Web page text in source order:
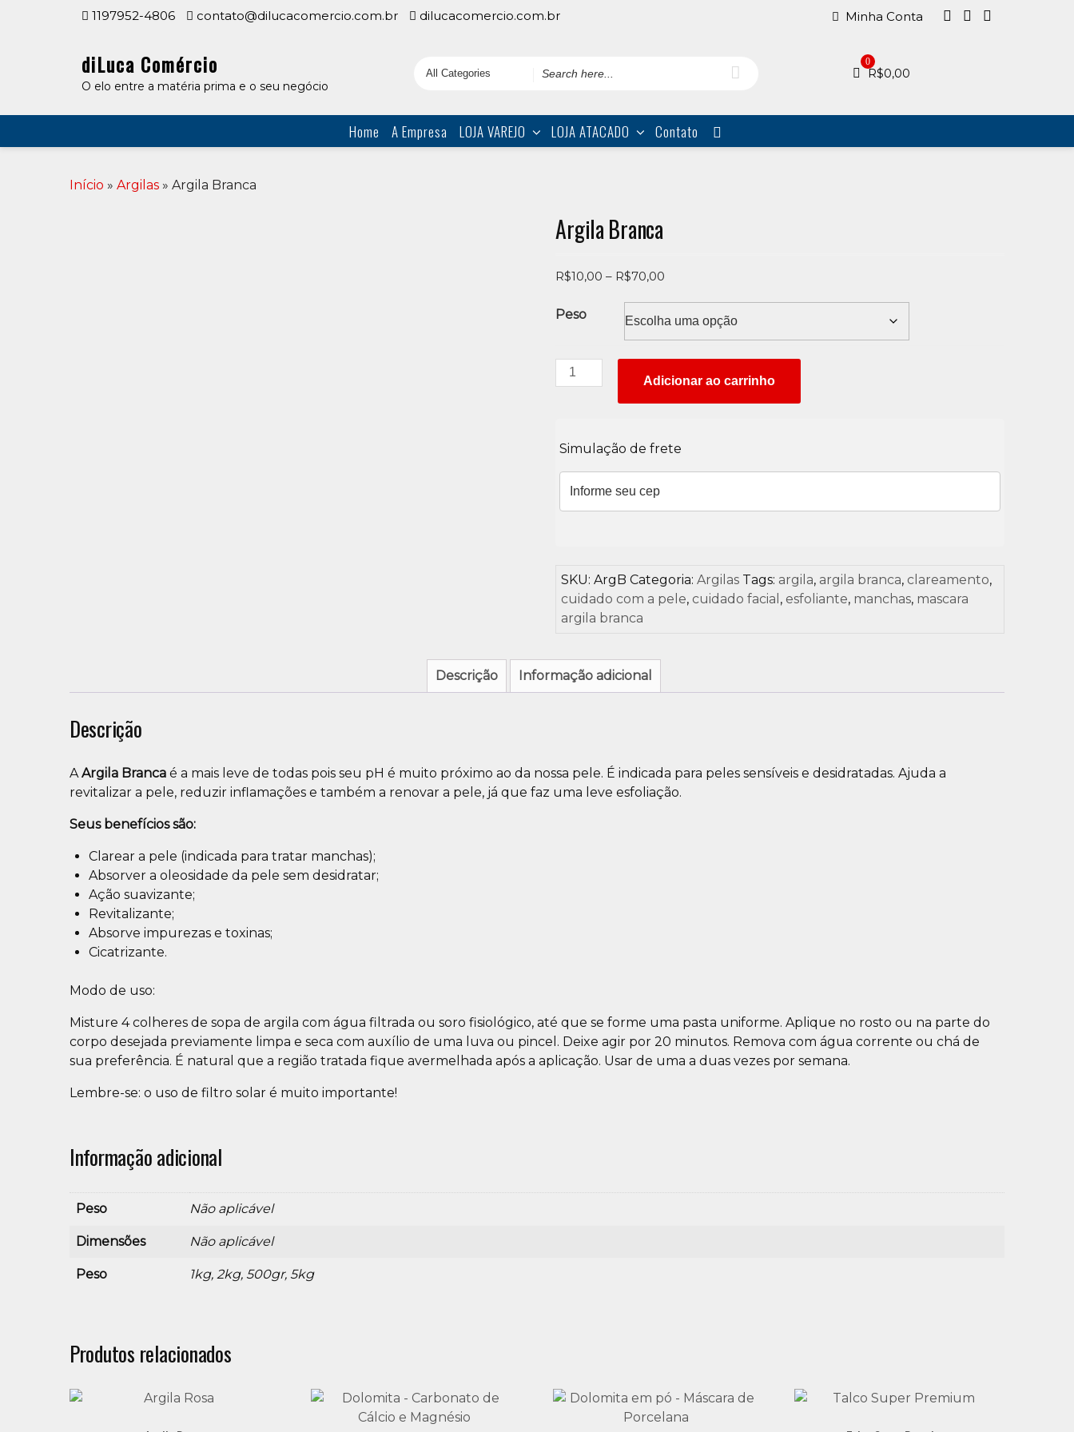
1197952-4806 contato@dilucacomercio.com.br dilucacomercio.com.br Minha Conta
diLuca Comércio
O elo entre a matéria prima e o seu negócio
Search
0
R$0,00
Home A Empresa LOJA VAREJO LOJA ATACADO Contato
Início » Argilas » Argila Branca
Argila Branca
R$10,00 – R$70,00
through
R$70,00
Peso
Argila
Branca
quantidade
Adicionar ao carrinho
Simulação de frete
SKU:ArgB Categoria:Argilas Tags: argila, argila branca, clareamento,
cuidado com a pele, cuidado facial , esfoliante, manchas, mascara
argila branca
Descrição Informação adicional
Descrição
AArgila Branca é a mais leve de todas pois seu pH é muito próximo ao da nossa pele. É indicada para peles sensíveis e desidratadas. Ajuda a
revitalizar a pele, reduzir inflamações e também a renovar a pele, já que faz uma leve esfoliação.
Seus benefícios são:
Clarear a pele (indicada para tratar manchas);
Absorver a oleosidade da pele sem desidratar;
Ação suavizante;
Revitalizante;
Absorve impurezas e toxinas;
Cicatrizante.
Modo de uso:
Misture 4 colheres de sopa de argila com água filtrada ou soro fisiológico, até que se forme uma pasta uniforme. Aplique no rosto ou na parte do
corpo desejada previamente limpa e seca com auxílio de uma luva ou pincel. Deixe agir por 20 minutos. Remova com água corrente ou chá de
sua preferência. É natural que a região tratada fique avermelhada após a aplicação. Usar de uma a duas vezes por semana.
Lembre-se: o uso de filtro solar é muito importante!
Informação adicional
Peso Não aplicável
Dimensões Não aplicável
Peso 1kg, 2kg, 500gr, 5kg
Produtos relacionados